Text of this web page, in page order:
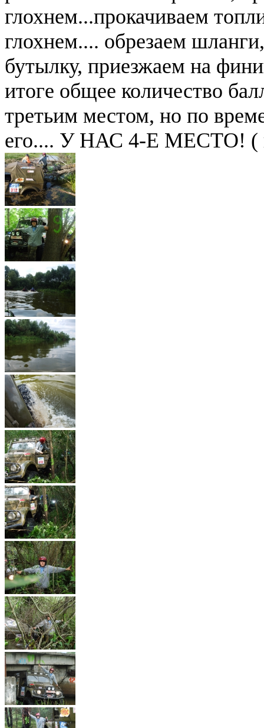
глохнем...прокачиваем
глохнем.... обрезаем
бутылку, приезжаем на
итоге общее количество
третьим местом, но по
его.... У НАС 4-Е МЕСТО! (